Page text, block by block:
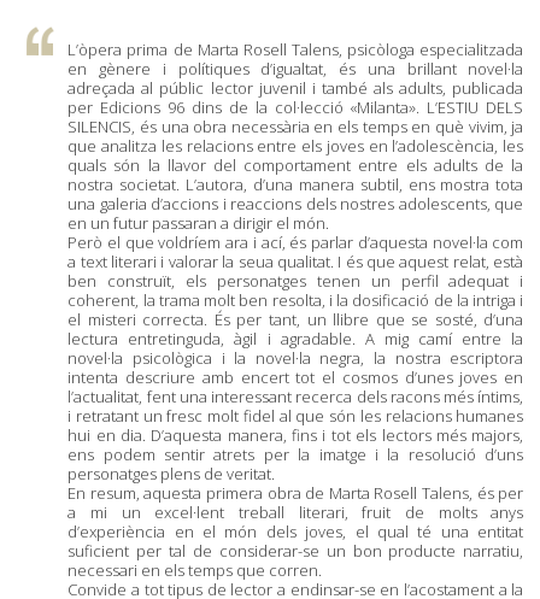
L’òpera prima de Marta Rosell Talens, psicòloga especialitzada
en gènere i polítiques d’igualtat, és una brillant novel·la
adreçada al públic lector juvenil i també als adults, publicada
per Edicions 96 dins de la col·lecció «Milanta». L’ESTIU DELS
SILENCIS, és una obra necessària en els temps en què vivim, ja
que analitza les relacions entre els joves en l’adolescència, les
quals són la llavor del comportament entre els adults de la
nostra societat. L’autora, d’una manera subtil, ens mostra tota
una galeria d’accions i reaccions dels nostres adolescents, que
en un futur passaran a dirigir el món.
Però el que voldríem ara i ací, és parlar d’aquesta novel·la com
a text literari i valorar la seua qualitat. I és que aquest relat, està
ben construït, els personatges tenen un perfil adequat i
coherent, la trama molt ben resolta, i la dosificació de la intriga i
el misteri correcta. És per tant, un llibre que se sosté, d’una
lectura entretinguda, àgil i agradable. A mig camí entre la
novel·la psicològica i la novel·la negra, la nostra escriptora
intenta descriure amb encert tot el cosmos d’unes joves en
l’actualitat, fent una interessant recerca dels racons més íntims,
i retratant un fresc molt fidel al que són les relacions humanes
hui en dia. D’aquesta manera, fins i tot els lectors més majors,
ens podem sentir atrets per la imatge i la resolució d’uns
personatges plens de veritat.
En resum, aquesta primera obra de Marta Rosell Talens, és per
a mi un excel·lent treball literari, fruit de molts anys
d’experiència en el món dels joves, el qual té una entitat
suficient per tal de considerar-se un bon producte narratiu,
necessari en els temps que corren.
Convide a tot tipus de lector a endinsar-se en l’acostament a la